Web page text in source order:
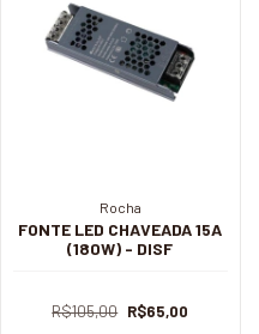
Rocha
FONTE LED CHAVEADA 15A
(180W) - DISF
R$105,00 R$65,00